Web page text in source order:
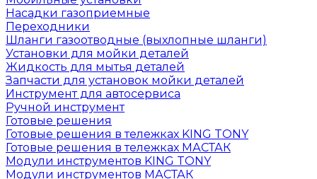
Насадки газоприемные
Переходники
Шланги газоотводные (выхлопные шланги)
Установки для мойки деталей
Жидкость для мытья деталей
Запчасти для установок мойки деталей
Инструмент для автосервиса
Ручной инструмент
Готовые решения
Готовые решения в тележках KING TONY
Готовые решения в тележках МАСТАК
Модули инструментов KING TONY
Модули инструментов МАСТАК